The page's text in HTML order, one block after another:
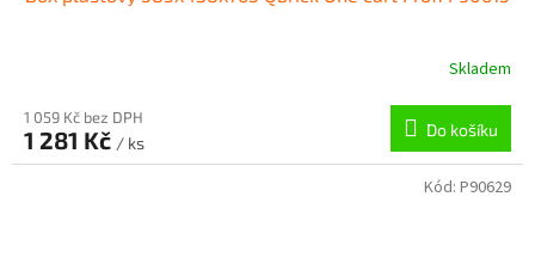
Skladem
1 059 Kč bez DPH
1 281 Kč / ks
Do košíku
Kód: P90629